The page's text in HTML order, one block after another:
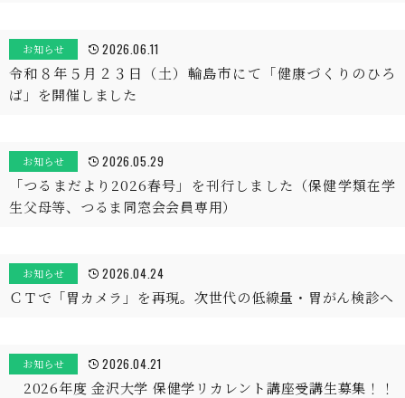
お知らせ 2026.06.11
令和８年５月２３日（土）輪島市にて「健康づくりのひろ
ば」を開催しました
お知らせ 2026.05.29
「つるまだより2026春号」を刊行しました（保健学類在学
生父母等、つるま同窓会会員専用）
お知らせ 2026.04.24
ＣＴで「胃カメラ」を再現。次世代の低線量・胃がん検診へ
お知らせ 2026.04.21
2026年度 金沢大学 保健学リカレント講座受講生募集！！